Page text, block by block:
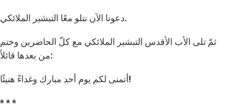
دعونا الآن نتلو معًا التبشير الملائكي.
ثمّ تلى الأب الأقدس التبشير الملائكي مع كلّ الحاضرين وختم
من بعدها قائلاً:
أتمنى لكم يوم أحد مبارك وغداءً هنيئًا!
* * *